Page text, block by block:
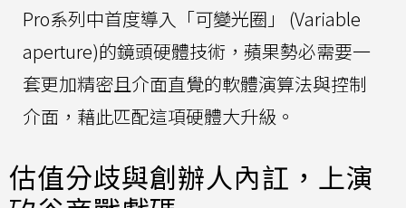
Pro系列中首度導入「可變光圈」 (Variable
aperture)的鏡頭硬體技術，蘋果勢必需要一
套更加精密且介面直覺的軟體演算法與控制
介面，藉此匹配這項硬體大升級。
估值分歧與創辦人內訌，上演